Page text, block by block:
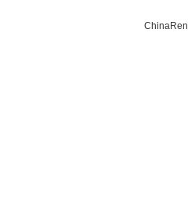
ChinaRen